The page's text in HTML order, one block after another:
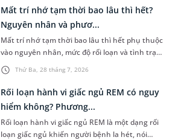
là nguyên nhân phổ biến dẫn đến thoái hóa
não ở người trẻ. Bài viết sau sẽ cùng bạn tìm
hiểu cụ thể căn nguyên, cách thức chẩn đoán
và điều trị bệnh lý này để hạn chế nguy cơ tổn
thương não không thể phục hồi.
Thứ Ba, 28 tháng 7, 2026
Mất trí nhớ tạm thời bao lâu thì hết?
Nguyên nhân và phươ...
Mất trí nhớ tạm thời bao lâu thì hết phụ thuộc
vào nguyên nhân, mức độ rối loạn và tình trạng
sức khỏe của mỗi người. Có trường hợp trí nhớ
hồi phục sau vài phút hoặc vài giờ, nhưng cũng
có thể kéo dài lâu hơn và cần được thăm khám.
Bài viết dưới đây sẽ giúp bạn hiểu rõ thời gian
hồi phục, dấu hiệu cần lưu ý và cách cải thiện
tình trạng này.
Rối loạn hành vi giấc ngủ REM có nguy
hiểm không? Phương...
Rối loạn hành vi giấc ngủ REM là một dạng rối
loạn giấc ngủ khiến người bệnh la hét, nói